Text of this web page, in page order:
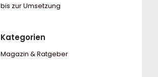
bis zur Umsetzung
Kategorien
Magazin & Ratgeber